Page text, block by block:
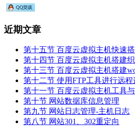
近期文章
第十五节 百度云虚拟主机快速
第十四节 百度云虚拟主机搭建织
第十三节 百度云虚拟主机搭建
第十二节 使用FTP工具进行远
第十一节 百度云虚拟主机工具
第十节 网站数据库信息管理
第九节 网站日志管理-主机日志
第八节 网站301、302重定向